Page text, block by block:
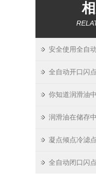
全自动开口闪
凝点倾点冷滤
全自动闭口闪